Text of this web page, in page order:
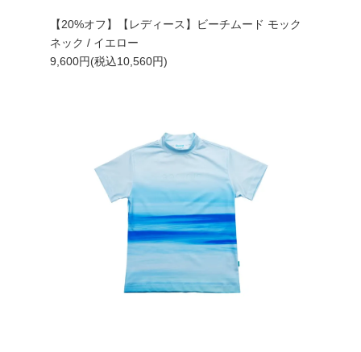
【20%オフ】【レディース】ビーチムード モック
ネック / イエロー
9,600円(税込10,560円)